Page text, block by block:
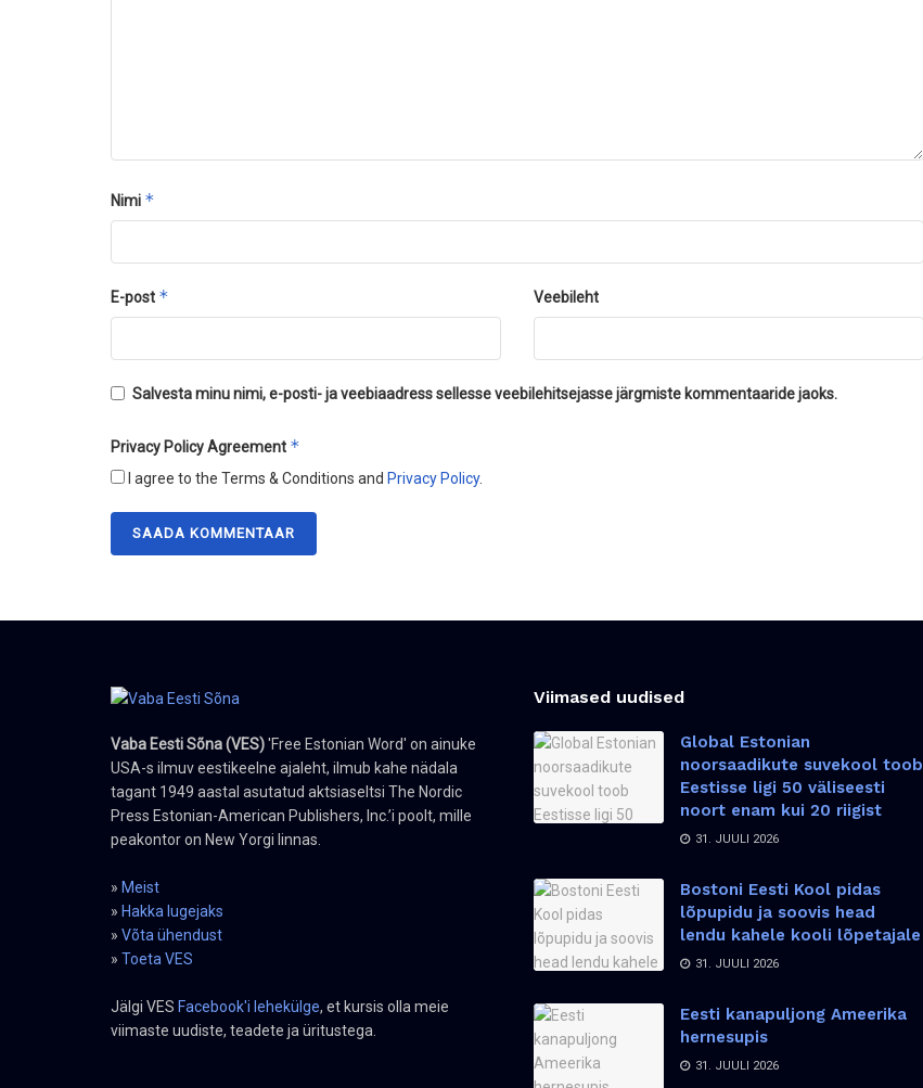
Nimi *
E-post * Veebileht
Salvesta minu nimi, e-posti- ja veebiaadress sellesse veebilehitsejasse järgmiste kommentaaride jaoks.
Privacy Policy Agreement *
I agree to the Terms & Conditions and Privacy Policy.
Vaba Eesti Sõna (VES)'Free Estonian Word' on ainuke
USA-s ilmuv eestikeelne ajaleht, ilmub kahe nädala
tagant 1949 aastal asutatud aktsiaseltsi The Nordic
Press Estonian-American Publishers, Inc.’i poolt, mille
peakontor on New Yorgi linnas.
» Meist
» Hakka lugejaks
» Võta ühendust
» Toeta VES
Jälgi VES Facebook'i lehekülge, et kursis olla meie
viimaste uudiste, teadete ja üritustega.
Viimased uudised
Global Estonian
noorsaadikute suvekool toob
Eestisse ligi 50 väliseesti
noort enam kui 20 riigist
31. JUULI 2026
Bostoni Eesti Kool pidas
lõpupidu ja soovis head
lendu kahele kooli lõpetajale
31. JUULI 2026
Eesti kanapuljong Ameerika
hernesupis
31. JUULI 2026